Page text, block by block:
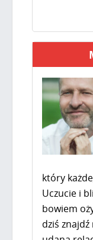
który
Uczucie i
bowiem
dziś